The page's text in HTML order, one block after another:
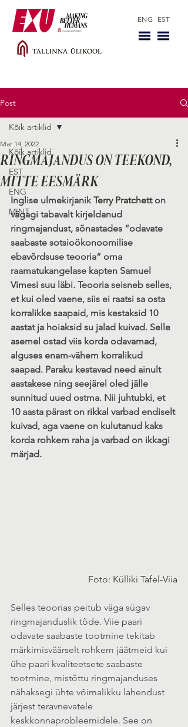
ENG EST
Post
Kõik artiklid
EST
ENG
MINT
Kõik artiklid
RINGMAJANDUS ON TEEKOND,
MITTE EESMÄRK
Mar 14, 2022
Inglise ulmekirjanik Terry Pratchett on
vägagi tabavalt kirjeldanud
ringmajandust, sõnastades “odavate
saabaste sotsioökonoomilise
ebavõrdsuse teooria” oma
raamatukangelase kapten Samuel
Vimesi suu läbi. Teooria seisneb selles,
et kui oled vaene, siis ei raatsi sa osta
korralikke saapaid, mis kestaksid 10
aastat ja hoiaksid su jalad kuivad. Selle
asemel ostad viis korda odavamad,
alguses enam-vähem korralikud
saapad. Paraku kestavad need ainult
aastakese ning seejärel oled jälle
sunnitud uued ostma. Nii juhtubki, et
10 aasta pärast on rikkal varbad endiselt
kuivad, aga vaene on kulutanud kaks
korda rohkem raha ja varbad on ikkagi
märjad.
Foto: Külliki Tafel-Viia
Selles teoorias peitub väga sügav
ringmajanduslik tõde. Viie paari
odavate saabaste tootmine tekitab
märkimisväärselt rohkem jäätmeid kui
ühe paari kvaliteetsete saabaste
tootmine, mistõttu ringmajanduses
nähaksegi ühte võimalikku lahendust
järjest teravnevatele
keskkonnaprobleemidele. See on